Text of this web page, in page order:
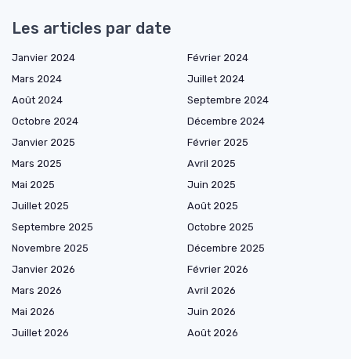
Les articles par date
Janvier 2024
Février 2024
Mars 2024
Juillet 2024
Août 2024
Septembre 2024
Octobre 2024
Décembre 2024
Janvier 2025
Février 2025
Mars 2025
Avril 2025
Mai 2025
Juin 2025
Juillet 2025
Août 2025
Septembre 2025
Octobre 2025
Novembre 2025
Décembre 2025
Janvier 2026
Février 2026
Mars 2026
Avril 2026
Mai 2026
Juin 2026
Juillet 2026
Août 2026